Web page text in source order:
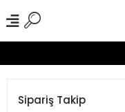
Sipariş Takip